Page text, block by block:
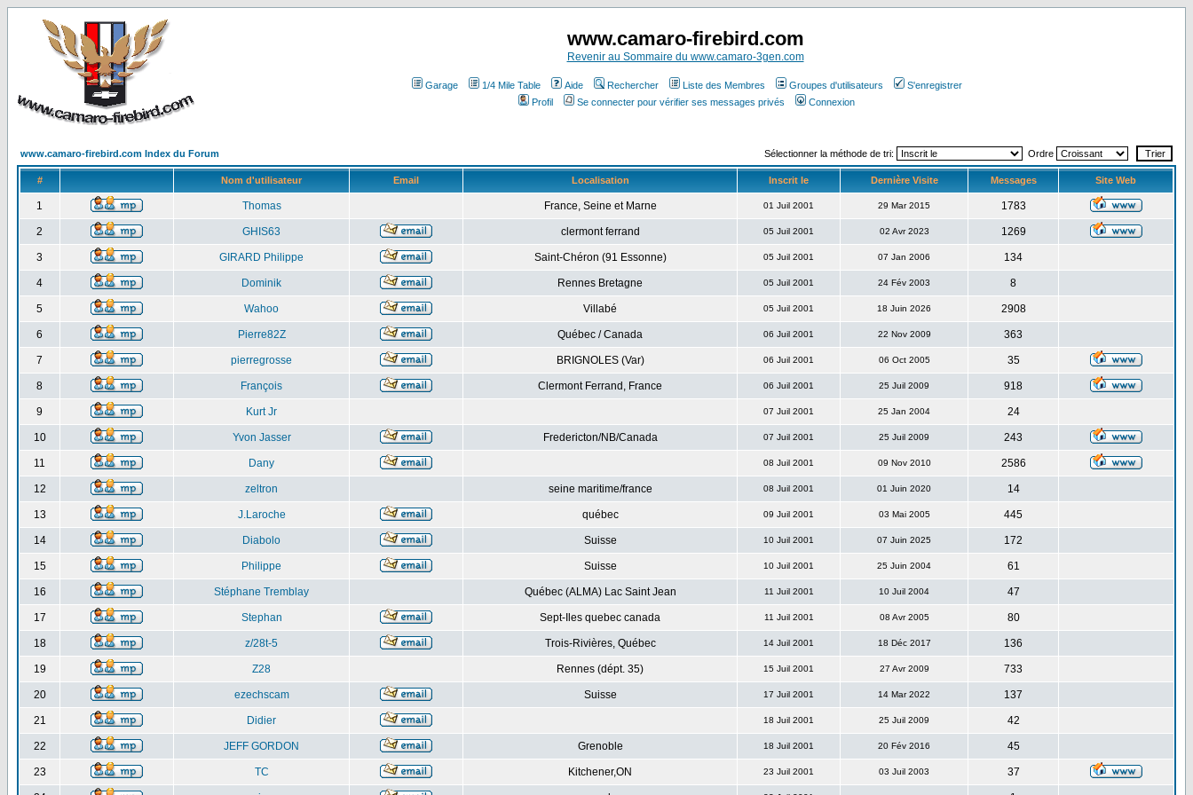
www.camaro-firebird.com
Revenir au Sommaire du www.camaro-3gen.com
Garage 1/4 Mile Table Aide Rechercher Liste des Membres Groupes d'utilisateurs
S'enregistrer
Profil
Se connecter pour vérifier ses messages privés Connexion
www.camaro-firebird.com Index du Forum Sélectionner la méthode de tri: Ordre
# Nom d'utilisateur Email Localisation Inscrit le Dernière Visite Messages Site Web
1 Thomas France, Seine et Marne 01 Juil 2001 29 Mar 2015 1783
2 GHIS63 clermont ferrand 05 Juil 2001 02 Avr 2023 1269
3 GIRARD Philippe Saint-Chéron (91 Essonne) 05 Juil 2001 07 Jan 2006 134
4 Dominik Rennes Bretagne 05 Juil 2001 24 Fév 2003 8
5 Wahoo Villabé 05 Juil 2001 18 Juin 2026 2908
6 Pierre82Z Québec / Canada 06 Juil 2001 22 Nov 2009 363
7 pierregrosse BRIGNOLES (Var) 06 Juil 2001 06 Oct 2005 35
8 François Clermont Ferrand, France 06 Juil 2001 25 Juil 2009 918
9 Kurt Jr 07 Juil 2001 25 Jan 2004 24
10 Yvon Jasser Fredericton/NB/Canada 07 Juil 2001 25 Juil 2009 243
11 Dany 08 Juil 2001 09 Nov 2010 2586
12 zeltron seine maritime/france 08 Juil 2001 01 Juin 2020 14
13 J.Laroche québec 09 Juil 2001 03 Mai 2005 445
14 Diabolo Suisse 10 Juil 2001 07 Juin 2025 172
15 Philippe Suisse 10 Juil 2001 25 Juin 2004 61
16 Stéphane Tremblay Québec (ALMA) Lac Saint Jean 11 Juil 2001 10 Juil 2004 47
17 Stephan Sept-Iles quebec canada 11 Juil 2001 08 Avr 2005 80
18 z/28t-5 Trois-Rivières, Québec 14 Juil 2001 18 Déc 2017 136
19 Z28 Rennes (dépt. 35) 15 Juil 2001 27 Avr 2009 733
20 ezechscam Suisse 17 Juil 2001 14 Mar 2022 137
21 Didier 18 Juil 2001 25 Juil 2009 42
22 JEFF GORDON Grenoble 18 Juil 2001 20 Fév 2016 45
23 TC Kitchener,ON 23 Juil 2001 03 Juil 2003 37